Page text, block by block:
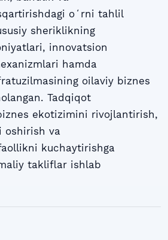
oʻrni tahlil
sheriklikning
innovatsion
hamda
oilaviy biznes
Tadqiqot
ekotizimini rivojlantirish,
oshirish va
kuchaytirishga
takliflar ishlab